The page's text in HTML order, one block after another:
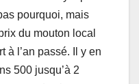
pourquoi, mais
du mouton local
à l’an passé. Il y en
500 jusqu’à 2